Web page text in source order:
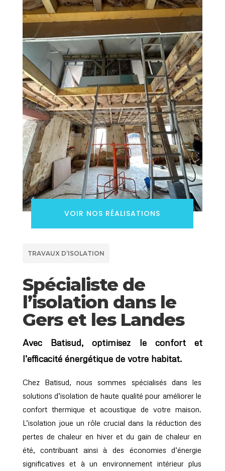
VOIR NOS RÉALISATIONS
TRAVAUX D’ISOLATION
Spécialiste de
l’isolation dans le
Gers et les Landes
Avec Batisud, optimisez le confort et
l’efficacité énergétique de votre habitat.
Chez Batisud, nous sommes spécialisés dans les
solutions d’isolation de haute qualité pour améliorer le
confort thermique et acoustique de votre maison.
L’isolation joue un rôle crucial dans la réduction des
pertes de chaleur en hiver et du gain de chaleur en
été, contribuant ainsi à des économies d’énergie
significatives et à un environnement intérieur plus